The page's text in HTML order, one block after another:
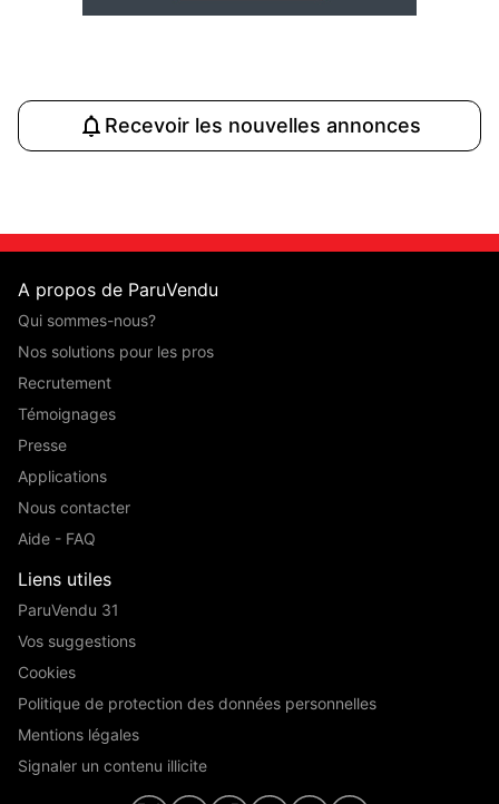
Recevoir les nouvelles annonces
A propos de ParuVendu
Qui sommes-nous?
Nos solutions pour les pros
Recrutement
Témoignages
Presse
Applications
Nous contacter
Aide - FAQ
Liens utiles
ParuVendu 31
Vos suggestions
Cookies
Politique de protection des données personnelles
Mentions légales
Signaler un contenu illicite